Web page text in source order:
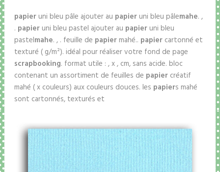
papieruni bleu pâle ajouter au papieruni bleu pâlemahe. ,
. papieruni bleu pastel ajouter au papieruni bleu
pastelmahe. , . feuille de papiermahé.. papiercartonné et
texturé ( g/m²). idéal pour réaliser votre fond de page
scrapbooking. format utile : , x , cm, sans acide. bloc
contenant un assortiment de feuilles de papiercréatif
mahé ( x couleurs) aux couleurs douces. les papiers mahé
sont cartonnés, texturés et